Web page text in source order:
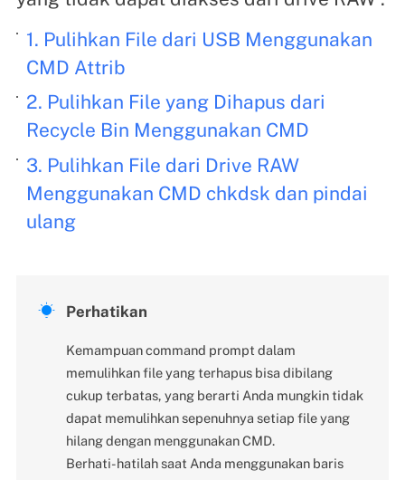
1. Pulihkan File dari USB Menggunakan
CMD Attrib
2. Pulihkan File yang Dihapus dari
Recycle Bin Menggunakan CMD
3. Pulihkan File dari Drive RAW
Menggunakan CMD chkdsk dan pindai
ulang
 Perhatikan
Kemampuan command prompt dalam
memulihkan file yang terhapus bisa dibilang
cukup terbatas, yang berarti Anda mungkin tidak
dapat memulihkan sepenuhnya setiap file yang
hilang dengan menggunakan CMD.
Berhati-hatilah saat Anda menggunakan baris